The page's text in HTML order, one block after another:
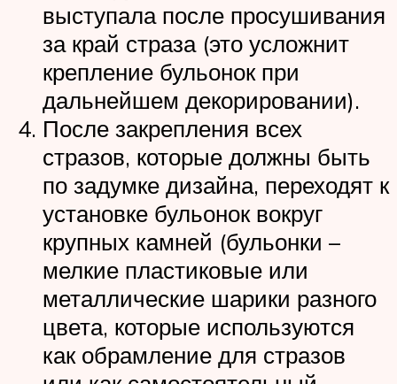
выступала после просушивания
за край страза (это усложнит
крепление бульонок при
дальнейшем декорировании).
После закрепления всех
стразов, которые должны быть
по задумке дизайна, переходят к
установке бульонок вокруг
крупных камней (бульонки –
мелкие пластиковые или
металлические шарики разного
цвета, которые используются
как обрамление для стразов